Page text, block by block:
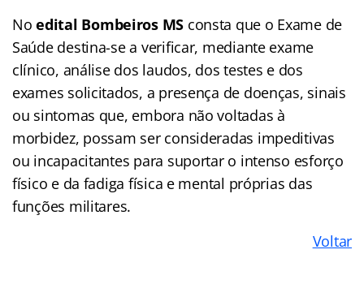
Noedital Bombeiros MS consta que o Exame de
Saúde destina-se a verificar, mediante exame
clínico, análise dos laudos, dos testes e dos
exames solicitados, a presença de doenças, sinais
ou sintomas que, embora não voltadas à
morbidez, possam ser consideradas impeditivas
ou incapacitantes para suportar o intenso esforço
físico e da fadiga física e mental próprias das
funções militares.
Voltar